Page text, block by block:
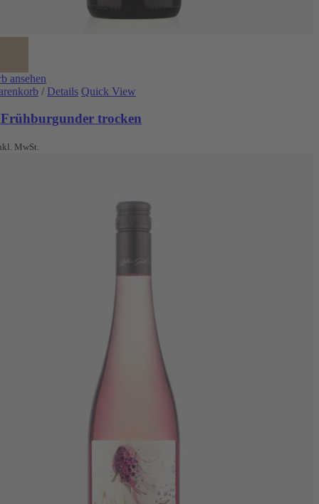
ansehen
/ Details Quick View
trocken
MwSt.